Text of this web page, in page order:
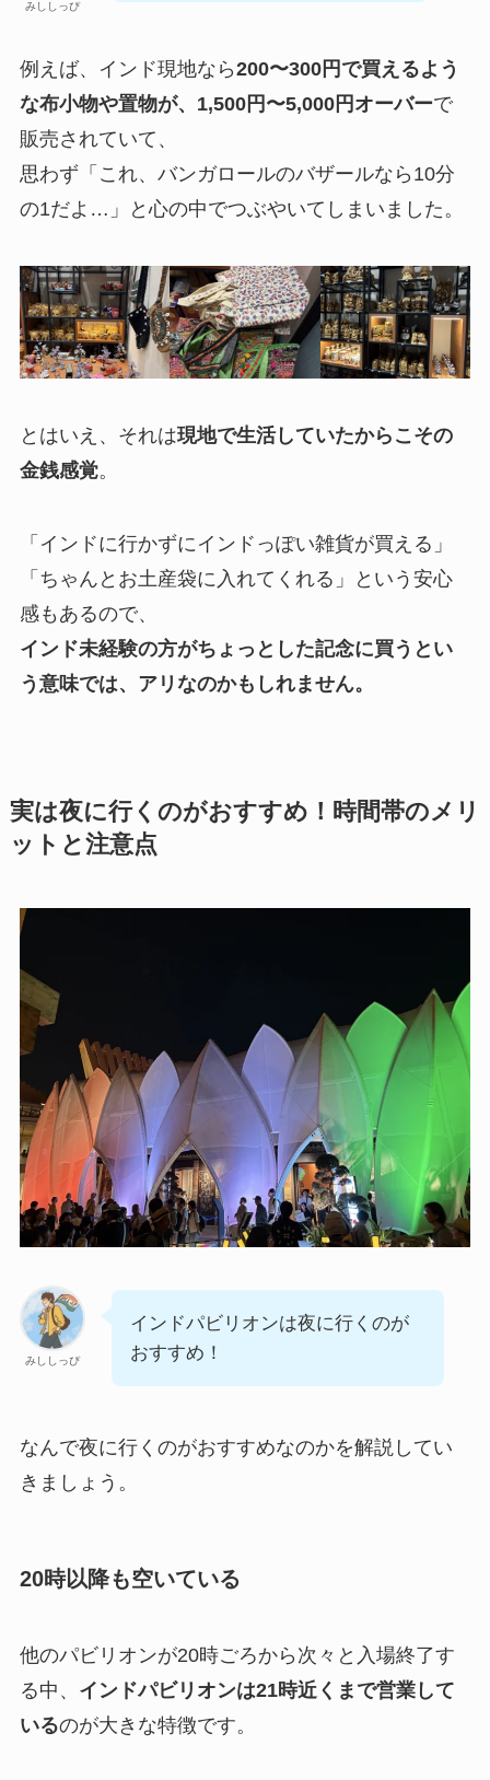
みししっぴ
例えば、インド現地なら200〜300円で買えるよう
な布小物や置物が、1,500円〜5,000円オーバーで
販売されていて、
思わず「これ、バンガロールのバザールなら10分
の1だよ…」と心の中でつぶやいてしまいました。
とはいえ、それは現地で生活していたからこその
金銭感覚。
「インドに行かずにインドっぽい雑貨が買える」
「ちゃんとお土産袋に入れてくれる」という安心
感もあるので、
インド未経験の方がちょっとした記念に買うとい
う意味では、アリなのかもしれません。
実は夜に行くのがおすすめ！時間帯のメリ
ットと注意点
みししっぴ
インドパビリオンは夜に行くのが
おすすめ！
なんで夜に行くのがおすすめなのかを解説してい
きましょう。
20時以降も空いている
他のパビリオンが20時ごろから次々と入場終了す
る中、 インドパビリオンは21時近くまで営業して
いるのが大きな特徴です。